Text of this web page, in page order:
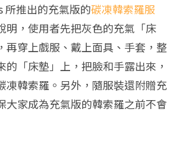
所推出的充氣版的碳凍韓索羅服
明，使用者先把灰色的充氣「床
再穿上戲服、戴上面具、手套，整
的「床墊」上，把臉和手露出來，
凍韓索羅。另外，隨服裝還附贈充
大家成為充氣版的韓索羅之前不會